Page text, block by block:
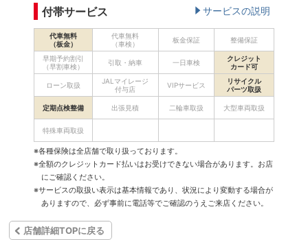
付帯サービス サービスの説明
代車無料
（板金）
代車無料
（車検）
板金保証 整備保証
早期予約割引
（早割車検）
引取・納車 一日車検
クレジット
カード可
ローン取扱
JALマイレージ
付与店
VIPサービス
リサイクル
パーツ取扱
定期点検整備 出張見積 二輪車取扱 大型車両取扱
特殊車両取扱
※各種保険は全店舗で取り扱っております。
※全額のクレジットカード払いはお受けできない場合があります。お店
にご確認ください。
※サービスの取扱い表示は基本情報であり、状況により変動する場合が
ありますので、必ず事前に電話等でご確認のうえご来店ください。
店舗詳細TOPに戻る